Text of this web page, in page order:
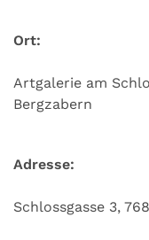
Ort:
Artgalerie am
Bergzabern
Adresse:
Schlossgasse 3,